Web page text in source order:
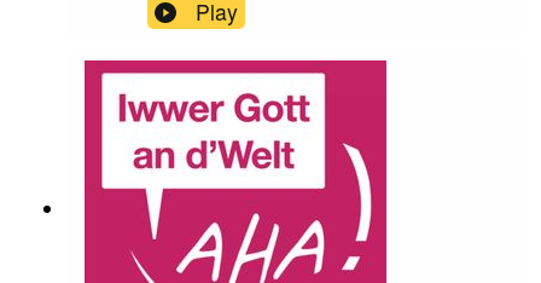
schafft. Sie schwätzen iwwer déi ethesch
Argumenter géint Déiereversich. awer och iwwer
d'medezinesch Argumenter dogéint.Weider
Infos: https://www.aerzte-gegen-
tierversuche.de/de/
Play